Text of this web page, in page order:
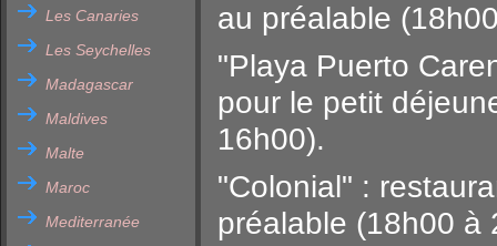
Les Canaries
Les Seychelles
Madagascar
Maldives
Malte
Maroc
Mediterranée
au préalable
"Playa Puerto
pour le petit
16h00).
"Colonial" :
préalable (18h00 à